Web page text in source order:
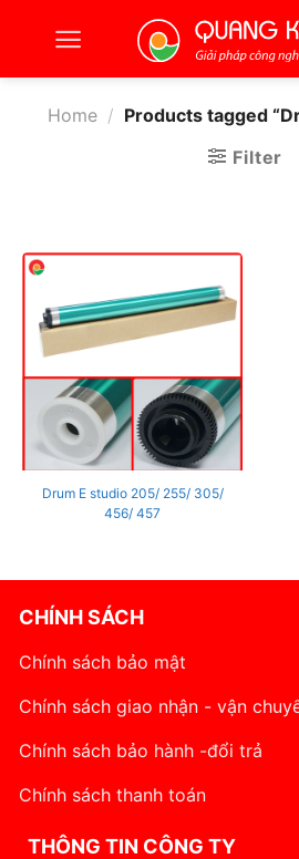
Home / Products tagged
Filter
Drum E studio 205/ 255/ 305/
456/ 457
CHÍNH SÁCH
Chính sách bảo mật
Chính sách giao nhận - vận
Chính sách bảo hành -đổi trả
Chính sách thanh toán
THÔNG TIN CÔNG TY